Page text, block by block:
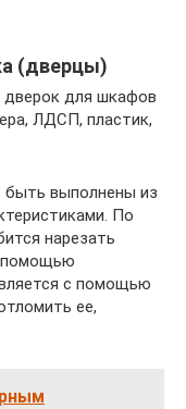
(дверцы)
дверок для шкафов
ЛДСП, пластик,
быть выполнены из
По
нарезать
помощью
с помощью
ее,